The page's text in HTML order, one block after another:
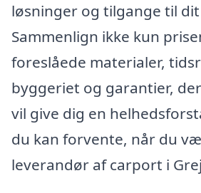
løsninger og tilgange til
Sammenlign ikke kun
foreslåede materialer,
byggeriet og garantier,
vil give dig en
du kan forvente, når du
leverandør af carport i